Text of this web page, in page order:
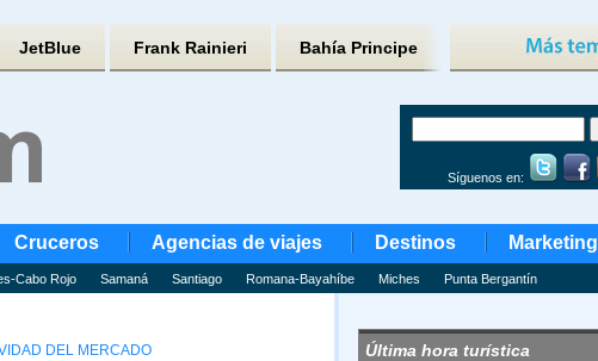
JetBlue Frank Rainieri Bahía Principe
Síguenos en:
Cruceros Agencias de viajes Destinos Marketing
Cabo Rojo Samaná Santiago Romana-Bayahíbe Miches Punta Bergantín
DEL MERCADO Última hora turística